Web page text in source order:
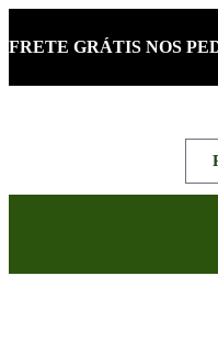
FRETE GRÁTIS NOS